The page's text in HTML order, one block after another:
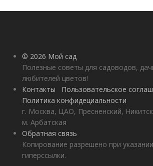
рассады до
© 2026 Мой сад
Полезные советы для садоводов,
любителей цветов!
Контакты
Пользовательское
Политика конфидециальности
г. Москва, ЦАО, Пресненский,
м. Арбатская
Обратная связь
Копирование разрешено при
гиперссылки.